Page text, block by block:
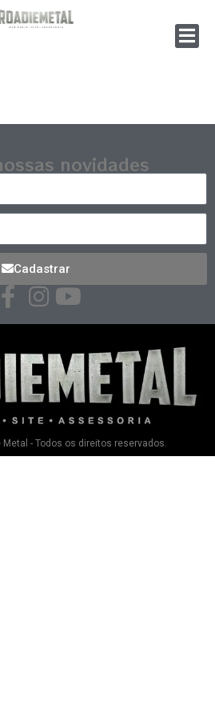
novidades
Cadastrar
- Todos os direitos reservados.